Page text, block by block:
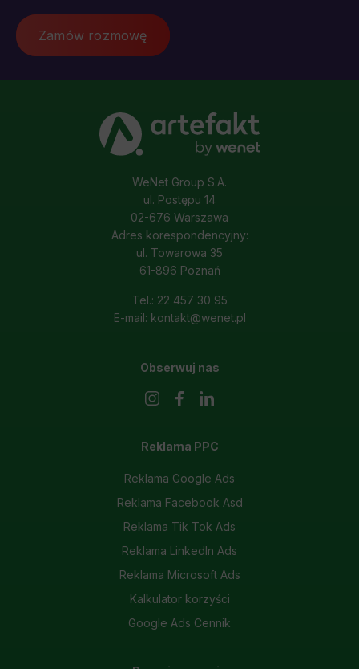
Zamów rozmowę
WeNet Group S.A.
ul. Postępu 14
02-676 Warszawa
Adres korespondencyjny:
ul. Towarowa 35
61-896 Poznań
Tel.: 22 457 30 95
E-mail: kontakt@wenet.pl
Reklama PPC
Reklama Google Ads
Reklama Facebook Asd
Reklama Tik Tok Ads
Reklama LinkedIn Ads
Reklama Microsoft Ads
Kalkulator korzyści
Google Ads Cennik
Obserwuj nas